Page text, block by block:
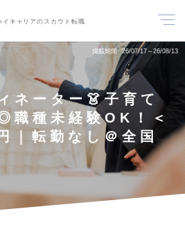
イキャリアのスカウト転職
掲載期間 26/07/17～26/08/13
ネーター👗子育て
職種未経験OK！＜
｜転勤なし＠全国